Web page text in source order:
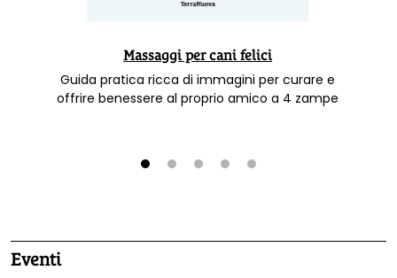
Massaggi per cani felici
Guida pratica ricca di immagini per curare e
offrire benessere al proprio amico a 4 zampe
Eventi